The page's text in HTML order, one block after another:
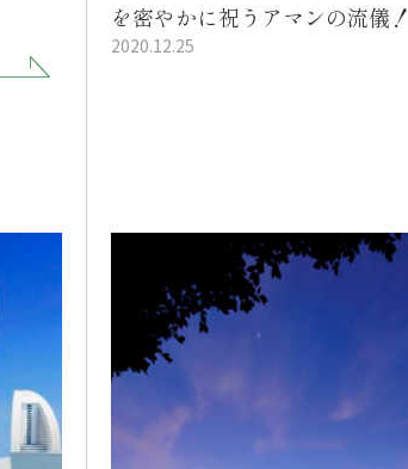
を密やかに祝うアマンの流儀！
2020.12.25